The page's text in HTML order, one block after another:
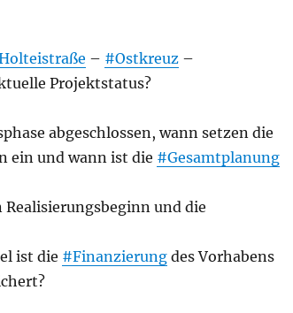
– #Ostkreuz–
Projektstatus?
abgeschlossen, wann setzen die
ein und wann ist die #Gesamtplanung
und die
ist die #Finanzierungdes Vorhabens